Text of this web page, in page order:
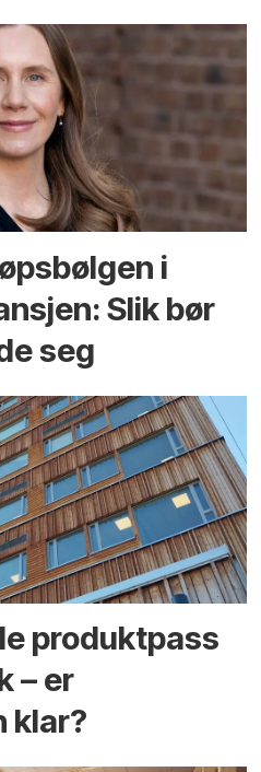
i
Slik bør
seg
produktpass
– er
klar?